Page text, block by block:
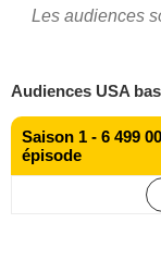
Les audiences
Audiences USA
Saison 1 - 6 499
épisode
9 310 000